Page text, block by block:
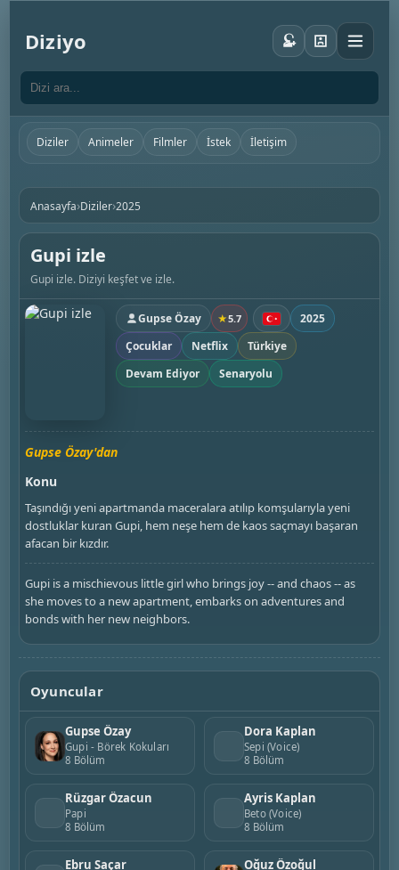
Diziyo
Diziler Animeler Filmler İstek İletişim
Anasayfa›Diziler›2025
Gupi izle
Gupi izle. Diziyi keşfet ve izle.
Gupse Özay ★5.7
2025
Çocuklar
Netflix
Türkiye
Devam Ediyor
Senaryolu
Gupse Özay'dan
Konu
Taşındığı yeni apartmanda maceralara atılıp komşularıyla yeni
dostluklar kuran Gupi, hem neşe hem de kaos saçmayı başaran
afacan bir kızdır.
Gupi is a mischievous little girl who brings joy -- and chaos -- as
she moves to a new apartment, embarks on adventures and
bonds with her new neighbors.
Oyuncular
Gupse Özay
Gupi - Börek Kokuları
8 Bölüm
Dora Kaplan
Sepi (Voice)
8 Bölüm
Rüzgar Özacun
Papi
8 Bölüm
Ayris Kaplan
Beto (Voice)
8 Bölüm
Ebru Saçar Oğuz Özoğul